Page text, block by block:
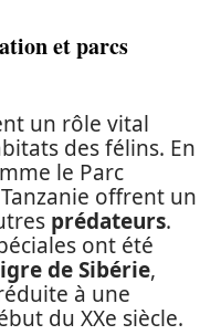
et parcs
un rôle vital
des félins. En
le Parc
offrent un
prédateurs.
ont été
de Sibérie,
à une
du XXe siècle.